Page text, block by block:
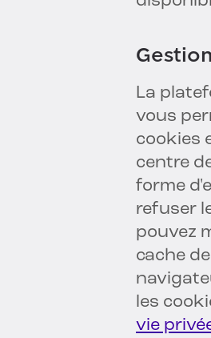
La
vous
cookies
centre
forme
refuser
pouvez
cache
les
vie